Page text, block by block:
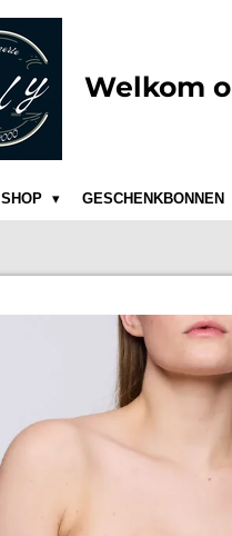
Welkom
SHOP GESCHENKBONNEN